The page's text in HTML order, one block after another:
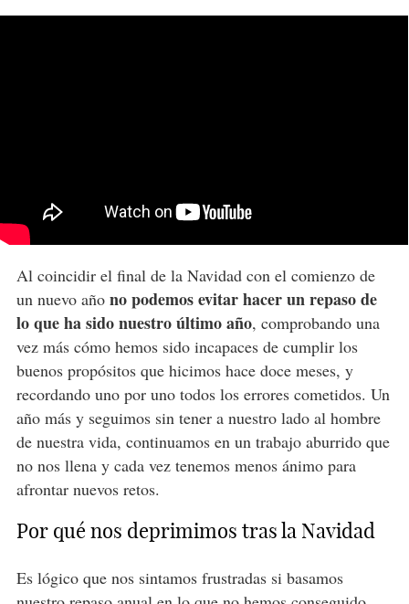
Al coincidir el final de la Navidad con el comienzo de
un nuevo año no podemos evitar hacer un repaso de
lo que ha sido nuestro último año, comprobando una
vez más cómo hemos sido incapaces de cumplir los
buenos propósitos que hicimos hace doce meses, y
recordando uno por uno todos los errores cometidos. Un
año más y seguimos sin tener a nuestro lado al hombre
de nuestra vida, continuamos en un trabajo aburrido que
no nos llena y cada vez tenemos menos ánimo para
afrontar nuevos retos.
Por qué nos deprimimos tras la Navidad
Es lógico que nos sintamos frustradas si basamos